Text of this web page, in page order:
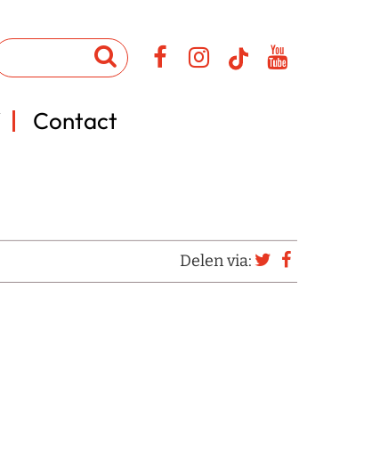
Contact
Delen via: